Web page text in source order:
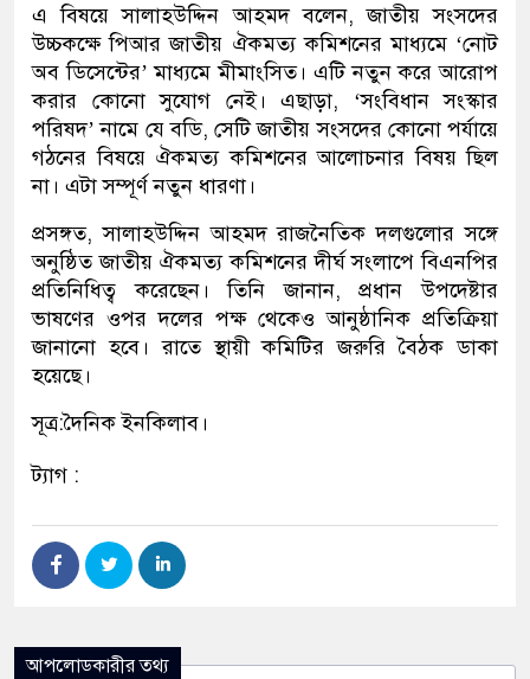
এ বিষয়ে সালাহউদ্দিন আহমদ বলেন, জাতীয় সংসদের
উচ্চকক্ষে পিআর জাতীয় ঐকমত্য কমিশনের মাধ্যমে ‘নোট
অব ডিসেন্টের’ মাধ্যমে মীমাংসিত। এটি নতুন করে আরোপ
করার কোনো সুযোগ নেই। এছাড়া, ‘সংবিধান সংস্কার
পরিষদ’ নামে যে বডি, সেটি জাতীয় সংসদের কোনো পর্যায়ে
গঠনের বিষয়ে ঐকমত্য কমিশনের আলোচনার বিষয় ছিল
না। এটা সম্পূর্ণ নতুন ধারণা।
প্রসঙ্গত, সালাহউদ্দিন আহমদ রাজনৈতিক দলগুলোর সঙ্গে
অনুষ্ঠিত জাতীয় ঐকমত্য কমিশনের দীর্ঘ সংলাপে বিএনপির
প্রতিনিধিত্ব করেছেন। তিনি জানান, প্রধান উপদেষ্টার
ভাষণের ওপর দলের পক্ষ থেকেও আনুষ্ঠানিক প্রতিক্রিয়া
জানানো হবে। রাতে স্থায়ী কমিটির জরুরি বৈঠক ডাকা
হয়েছে।
সূত্র:দৈনিক ইনকিলাব।
ট্যাগ :
আপলোডকারীর তথ্য